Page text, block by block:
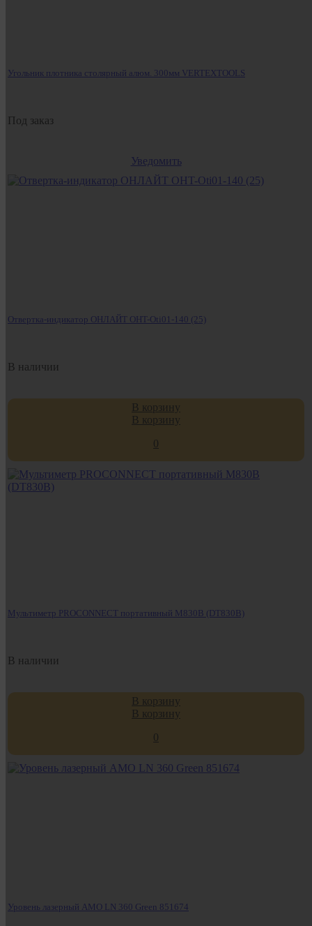
Угольник плотника столярный алюм. 300мм VERTEXTOOLS
Под заказ
Уведомить
Отвертка-индикатор ОНЛАЙТ OHT-Oti01-140 (25)
В наличии
В корзину
В корзину
0
Мультиметр PROCONNECT портативный M830B (DT830B)
В наличии
В корзину
В корзину
0
Уровень лазерный AMO LN 360 Green 851674